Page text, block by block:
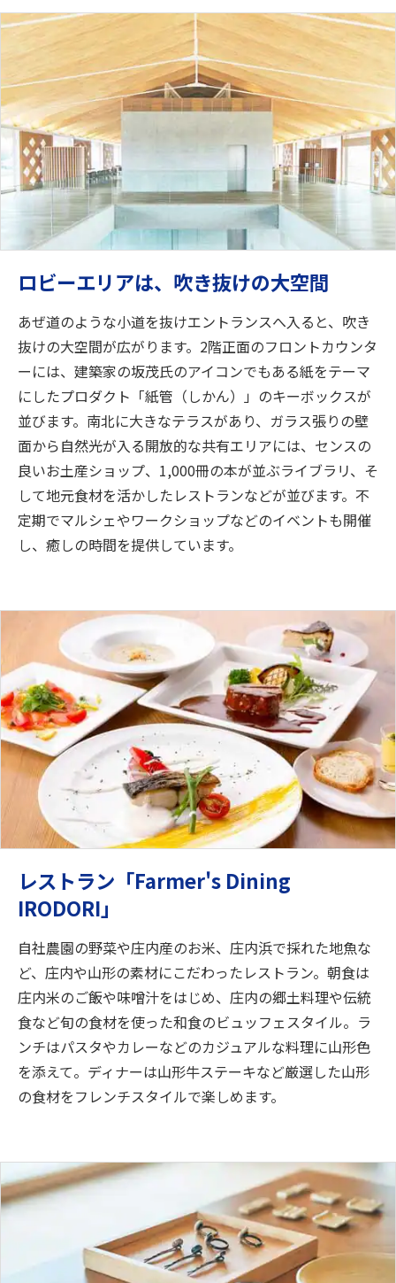
ロビーエリアは、吹き抜けの大空間
あぜ道のような小道を抜けエントランスへ入ると、吹き
抜けの大空間が広がります。2階正面のフロントカウンタ
ーには、建築家の坂茂氏のアイコンでもある紙をテーマ
にしたプロダクト「紙管（しかん）」のキーボックスが
並びます。南北に大きなテラスがあり、ガラス張りの壁
面から自然光が入る開放的な共有エリアには、センスの
良いお土産ショップ、1,000冊の本が並ぶライブラリ、そ
して地元食材を活かしたレストランなどが並びます。不
定期でマルシェやワークショップなどのイベントも開催
し、癒しの時間を提供しています。
レストラン「Farmer's Dining
IRODORI」
自社農園の野菜や庄内産のお米、庄内浜で採れた地魚な
ど、庄内や山形の素材にこだわったレストラン。朝食は
庄内米のご飯や味噌汁をはじめ、庄内の郷土料理や伝統
食など旬の食材を使った和食のビュッフェスタイル。ラ
ンチはパスタやカレーなどのカジュアルな料理に山形色
を添えて。ディナーは山形牛ステーキなど厳選した山形
の食材をフレンチスタイルで楽しめます。